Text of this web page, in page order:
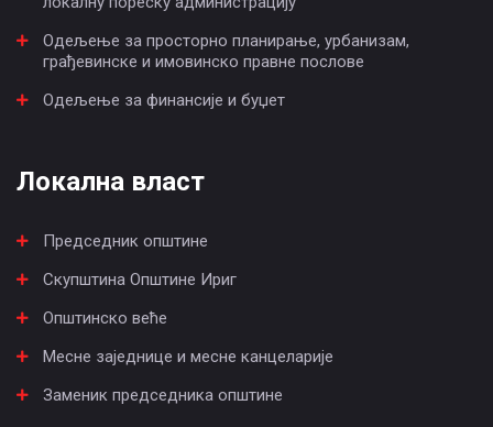
Одељење за просторно планирање, урбанизам,
грађевинске и имовинско правне послове
Одељење за финансије и буџет
Локална власт
Председник општине
Скупштина Општине Ириг
Општинско веће
Месне заједнице и месне канцеларије
Заменик председника општине